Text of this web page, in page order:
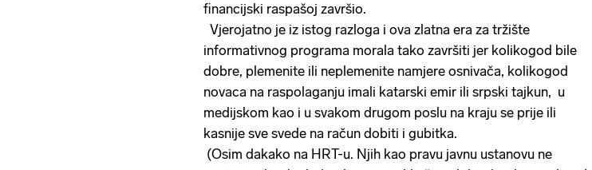
financijski raspašoj završio.
Vjerojatno je iz istog razloga i ova zlatna era za tržište
informativnog programa morala tako završiti jer kolikogod bile
dobre, plemenite ili neplemenite namjere osnivača, kolikogod
novaca na raspolaganju imali katarski emir ili srpski tajkun, u
medijskom kao i u svakom drugom poslu na kraju se prije ili
kasnije sve svede na račun dobiti i gubitka.
(Osim dakako na HRT-u. Njih kao pravu javnu ustanovu ne